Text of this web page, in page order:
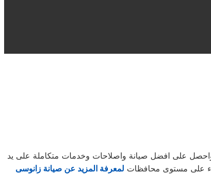
على افضل صيانة واصلاحات وخدمات متكاملة على يد
على مستوى محافظات لمعرفة المزيد عن صيانة زانوسى